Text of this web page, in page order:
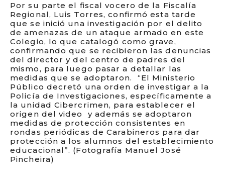
Por su parte el fiscal vocero de la Fiscalía
Regional, Luis Torres, confirmó esta tarde
que se inició una investigación por el delito
de amenazas de un ataque armado en este
Colegio, lo que catalogó como grave,
confirmando que se recibieron las denuncias
del director y del centro de padres del
mismo, para luego pasar a detallar las
medidas que se adoptaron. “El Ministerio
Público decretó una orden de investigar a la
Policía de Investigaciones, específicamente a
la unidad Cibercrimen, para establecer el
origen del video y además se adoptaron
medidas de protección consistentes en
rondas periódicas de Carabineros para dar
protección a los alumnos del establecimiento
educacional”. (Fotografía Manuel José
Pincheira)